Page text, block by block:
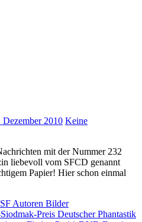
Dezember 2010 Keine
liebevoll vom SFCD genannt
Papier! Hier schon einmal
Autoren Bilder
Preis Deutscher Phantastik